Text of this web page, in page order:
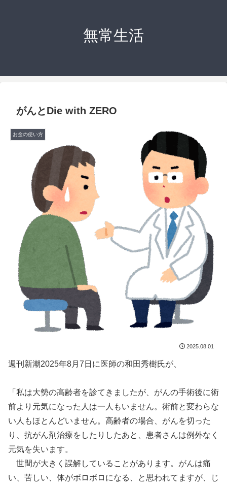
無常生活
がんとDie with ZERO
お金の使い方
2025.08.01
週刊新潮2025年8月7日に医師の和田秀樹氏が、
「私は大勢の高齢者を診てきましたが、がんの手術後に術
前より元気になった人は一人もいません。術前と変わらな
い人もほとんどいません。高齢者の場合、がんを切った
り、抗がん剤治療をしたりしたあと、患者さんは例外なく
元気を失います。
世間が大きく誤解していることがあります。がんは痛
い、苦しい、体がボロボロになる、と思われてますが、じ